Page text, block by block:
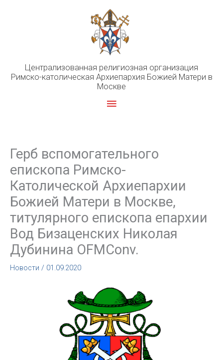
Централизованная религиозная организация
Римско-католическая Архиепархия Божией Матери в
Москве
Главное
Герб вспомогательного
епископа Римско-
Католической Архиепархии
Божией Матери в Москве,
титулярного епископа епархии
Вод Бизаценских Николая
Дубинина OFMConv.
Новости / 01.09.2020